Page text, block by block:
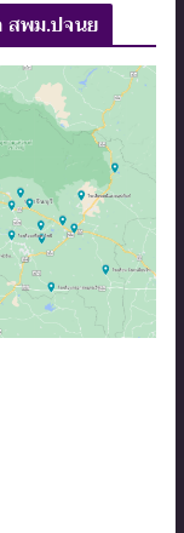
สพม.ปจนย